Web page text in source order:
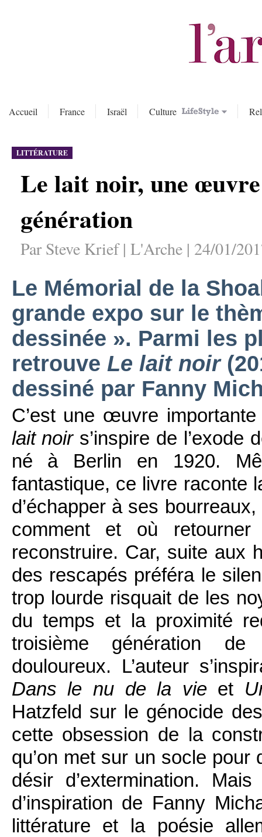
Accueil France Israël Culture
LITTÉRATURE
Le lait noir, une
génération
Par Steve Krief | L'Arche | 24/01/
Le Mémorial de la
grande expo sur le
dessinée ». Parmi les
retrouve Le lait noir
dessiné par Fanny
C’est une œuvre
lait noirs’inspire de l’exode
né à Berlin en 1920.
fantastique, ce livre raconte
d’échapper à ses
comment et où
reconstruire. Car, suite aux
des rescapés préféra le
trop lourde risquait de les
du temps et la proximité
troisième génération de
douloureux. L’auteur
Dans le nu de la vieet
Hatzfeld sur le génocide
cette obsession de la
qu’on met sur un socle pour
désir d’extermination.
d’inspiration de Fanny
littérature et la poésie